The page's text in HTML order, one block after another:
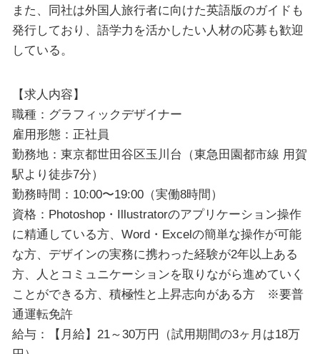
また、同社は外国人旅行者に向けた英語版のガイドも
発行しており、語学力を活かしたい人材の応募も歓迎
している。
【求人内容】
職種：グラフィックデザイナー
雇用形態：正社員
勤務地：東京都世田谷区玉川台（東急田園都市線 用賀
駅より徒歩7分）
勤務時間：10:00〜19:00（実働8時間）
資格：Photoshop・Illustratorのアプリケーション操作
に精通している方、Word・Excelの簡単な操作が可能
な方、デザインの実務に携わった経験が2年以上ある
方、人とコミュニケーションを取りながら進めていく
ことができる方、積極性と上昇志向がある⽅ ※要普
通運転免許
給与：【月給】21～30万円（試用期間の3ヶ月は18万